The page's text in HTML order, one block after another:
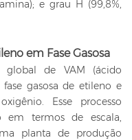
e grau H (99,8%,
em Fase Gasosa
de VAM (ácido
gasosa de etileno e
Esse processo
em termos de escala,
planta de produção